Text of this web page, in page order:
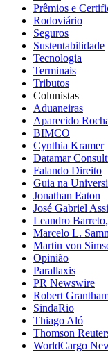
Prêmios e
Rodoviário
Seguros
Sustentabilidade
Tecnologia
Terminais
Tributos
Colunistas
Aduaneiras
Aparecido
BIMCO
Cynthia Kramer
Datamar
Falando Direito
Guia na
Jonathan Eaton
José Gabriel
Leandro
Marcelo L.
Martin von
Opinião
Parallaxis
PR Newswire
Robert
SindaRio
Thiago Aló
Thomson
WorldCargo